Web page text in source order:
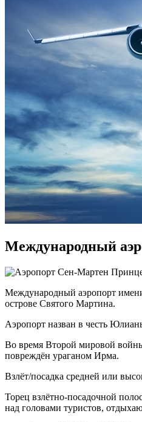
Международный
Международный аэропорт
острове Святого Мартина.
Аэропорт назван в честь
Во время Второй мировой
повреждён ураганом Ирма.
Взлёт/посадка средней или
Торец взлётно-посадочной
над головами туристов,